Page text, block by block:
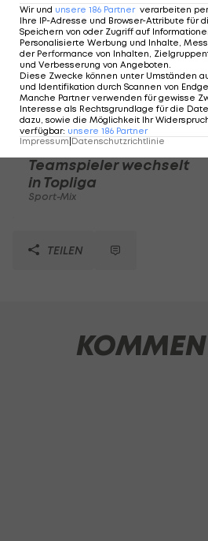
Karrieresprung! ÖVV-
Teamspieler wechselt
in Topliga
Sport-Mix
TEILEN
Wir und unsere 186 Partner verarbeiten
Ihre IP-Adresse und Browser-Attribute für
Speichern von oder Zugriff auf
Personalisierte Werbung und Inhalte,
der Performance von Inhalten,
und Verbesserung von Angeboten.
Diese Zwecke können unter Umständen
und Identifikation durch Scannen von
Manche Partner verwenden für gewisse
Interesse als Rechtsgrundlage für die
dazu, sowie die Möglichkeit Ihr
verfügbar: unsere 186 Partner
Impressum Datenschutzrichtlinie